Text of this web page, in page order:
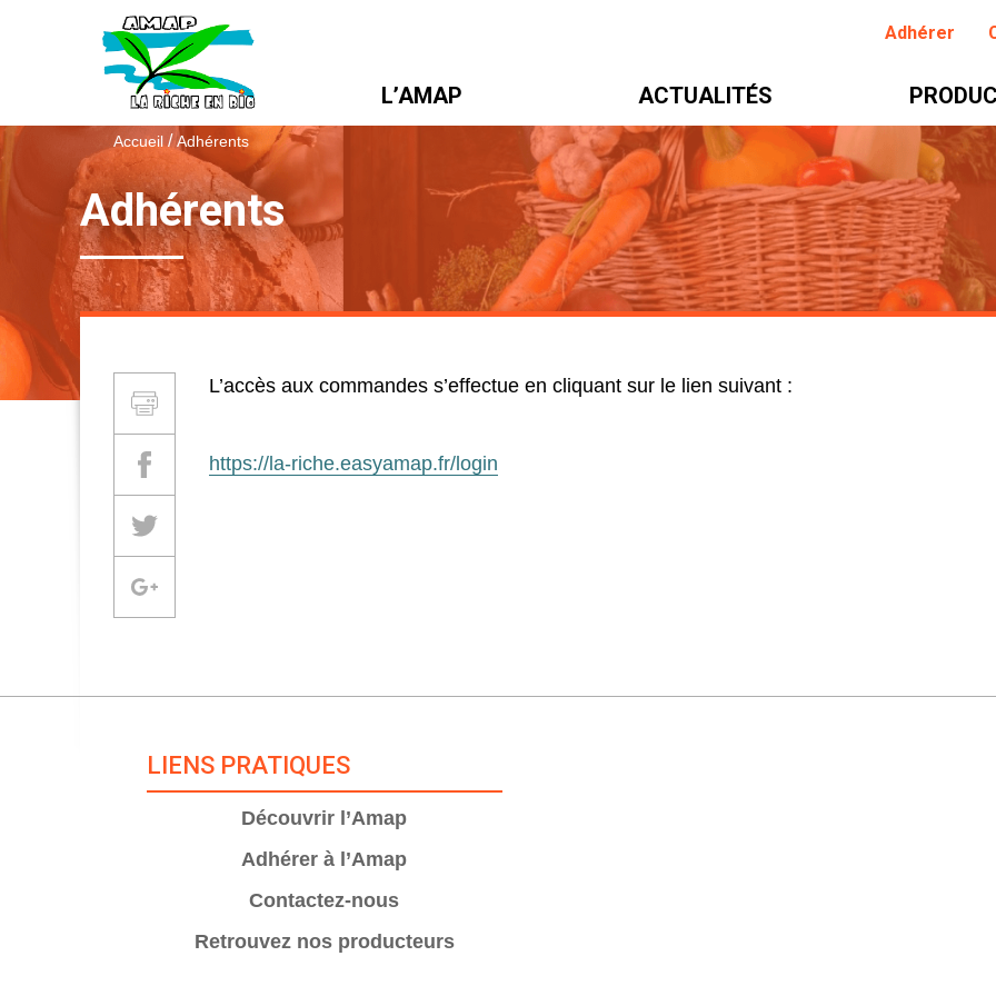
Adhérer
L’AMAP ACTUALITÉS
Accueil /Adhérents
Adhérents
L’accès aux commandes s’effectue en cliquant sur le lien suivant :
https://la-riche.easyamap.fr/login
Partager et Imprimer
Imprimer
Partager sur Facebook
Partager sur Twitter
Partager sur Google +
LIENS PRATIQUES
Découvrir l’Amap
Adhérer à l’Amap
Contactez-nous
Retrouvez nos producteurs